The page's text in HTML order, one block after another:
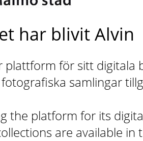
har blivit Alvin
plattform för sitt digitala
samlingar
the platform for its
are available